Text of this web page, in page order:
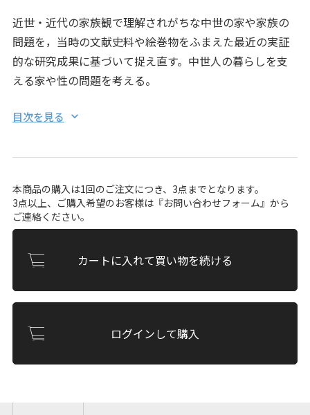
近世・近代の家族観で理解されがちな中世の家や家族の
問題を，当時の文献史料や絵巻物をふまえた最近の実証
的な研究成果に基づいて捉え直す。中世人の暮らしを支
える家や性の問題を考える。
目次を見る
本商品の購入は1回のご注文につき、3点までとなります。
3点以上、ご購入希望のお客様は『お問い合わせフォーム 』から
ご連絡ください。
カートに入れて買い物を続ける
ログインして購入